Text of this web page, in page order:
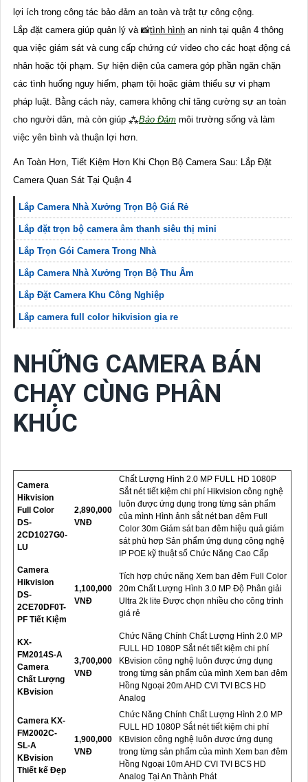
lợi ích trong công tác bảo đảm an toàn và trật tự công cộng.
Lắp đặt camera giúp quản lý và 📸tình hình an ninh tại quận 4 thông
qua việc giám sát và cung cấp chứng cứ video cho các hoạt động cá
nhân hoặc tội phạm. Sự hiện diện của camera góp phần ngăn chặn
các tình huống nguy hiểm, phạm tội hoặc giảm thiểu sự vi phạm
pháp luật. Bằng cách này, camera không chỉ tăng cường sự an toàn
cho người dân, mà còn giúp ⁂Bảo Đảm môi trường sống và làm
việc yên bình và thuận lợi hơn.
An Toàn Hơn, Tiết Kiệm Hơn Khi Chọn Bộ Camera Sau: Lắp Đặt
Camera Quan Sát Tại Quận 4
Lắp Camera Nhà Xưởng Trọn Bộ Giá Rẻ
Lắp đặt trọn bộ camera âm thanh siêu thị mini
Lắp Trọn Gói Camera Trong Nhà
Lắp Camera Nhà Xưởng Trọn Bộ Thu Âm
Lắp Đặt Camera Khu Công Nghiệp
Lắp camera full color hikvision gia re
NHỮNG CAMERA BÁN
CHẠY CÙNG PHÂN
KHÚC
Camera
Hikvision
Full Color
DS-
2CD1027G0-
LU
2,890,000
VNĐ
Chất Lượng Hình 2.0 MP FULL HD 1080P
Sắt nét tiết kiệm chi phí Hikvision công nghệ
luôn được ứng dụng trong từng sản phẩm
của mình Hình ảnh sắt nét ban đêm Full
Color 30m Giám sát ban đêm hiệu quả giám
sát phù hơp Sản phẩm ứng dụng công nghệ
IP POE kỹ thuật số Chức Năng Cao Cấp
Camera
Hikvision
DS-
2CE70DF0T-
PF Tiết Kiệm
1,100,000
VNĐ
Tích hợp chức năng Xem ban đêm Full Color
20m Chất Lượng Hình 3.0 MP Độ Phân giải
Ultra 2k lite Được chọn nhiều cho công trình
giá rẻ
KX-
FM2014S-A
Camera
Chất Lượng
KBvision
3,700,000
VNĐ
Chức Năng Chính Chất Lượng Hình 2.0 MP
FULL HD 1080P Sắt nét tiết kiệm chi phí
KBvision công nghệ luôn được ứng dụng
trong từng sản phẩm của mình Xem ban đêm
Hồng Ngoại 20m AHD CVI TVI BCS HD
Analog
Camera KX-
FM2002C-
SL-A
KBvision
Thiết kế Đẹp
1,900,000
VNĐ
Chức Năng Chính Chất Lượng Hình 2.0 MP
FULL HD 1080P Sắt nét tiết kiệm chi phí
KBvision công nghệ luôn được ứng dụng
trong từng sản phẩm của mình Xem ban đêm
Hồng Ngoại 10m AHD CVI TVI BCS HD
Analog Tại An Thành Phát